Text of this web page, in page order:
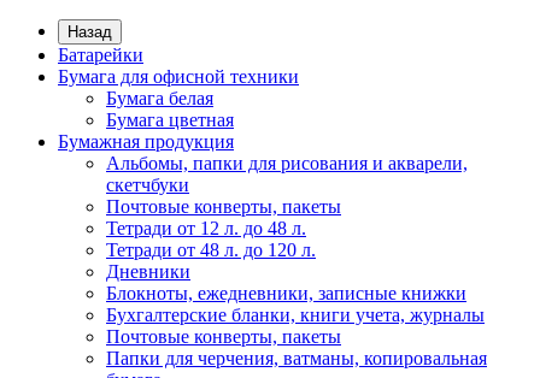
Назад
Батарейки
Бумага для офисной техники
Бумага белая
Бумага цветная
Бумажная продукция
Альбомы, папки для рисования и акварели,
скетчбуки
Почтовые конверты, пакеты
Тетради от 12 л. до 48 л.
Тетради от 48 л. до 120 л.
Дневники
Блокноты, ежедневники, записные книжки
Бухгалтерские бланки, книги учета, журналы
Почтовые конверты, пакеты
Папки для черчения, ватманы, копировальная